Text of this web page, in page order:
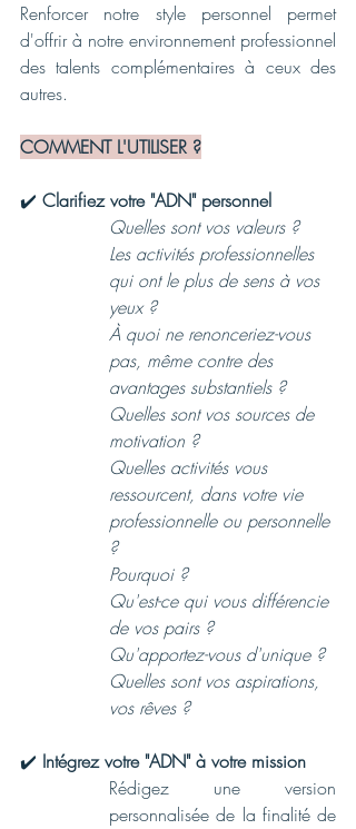
Renforcer notre style personnel permet
d'offrir à notre environnement professionnel
des talents complémentaires à ceux des
autres.
COMMENT L'UTILISER ?
✔️ Clarifiez votre "ADN" personnel
Quelles sont vos valeurs ?
Les activités professionnelles
qui ont le plus de sens à vos
yeux ?
À quoi ne renonceriez-vous
pas, même contre des
avantages substantiels ?
Quelles sont vos sources de
motivation ?
Quelles activités vous
ressourcent, dans votre vie
professionnelle ou personnelle
?
Pourquoi ?
Qu'est-ce qui vous différencie
de vos pairs ?
Qu'apportez-vous d'unique ?
Quelles sont vos aspirations,
vos rêves ?
✔️ Intégrez votre "ADN" à votre mission
Rédigez une version
personnalisée de la finalité de